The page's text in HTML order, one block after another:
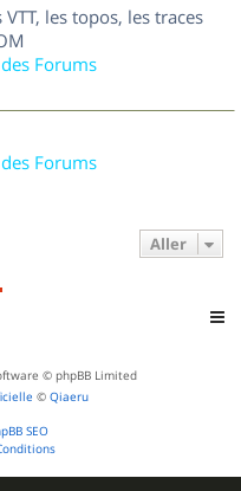
les topos, les traces
Forums
Forums
Aller
© phpBB Limited
© Qiaeru
SEO